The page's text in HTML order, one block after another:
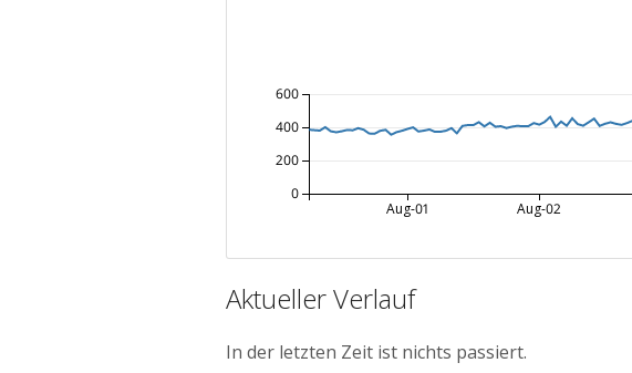
Aug-01 Aug-02
0
200
400
600
Aktueller Verlauf
In der letzten Zeit ist nichts passiert.